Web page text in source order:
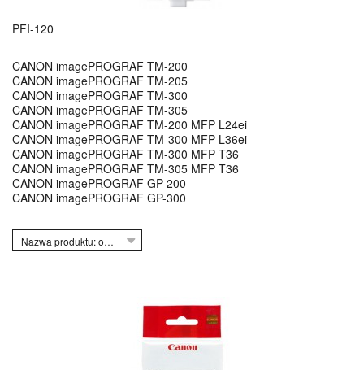
PFI-120
CANON imagePROGRAF TM-200
CANON imagePROGRAF TM-205
CANON imagePROGRAF TM-300
CANON imagePROGRAF TM-305
CANON imagePROGRAF TM-200 MFP L24ei
CANON imagePROGRAF TM-300 MFP L36ei
CANON imagePROGRAF TM-300 MFP T36
CANON imagePROGRAF TM-305 MFP T36
CANON imagePROGRAF GP-200
CANON imagePROGRAF GP-300
Nazwa produktu: od Z do A